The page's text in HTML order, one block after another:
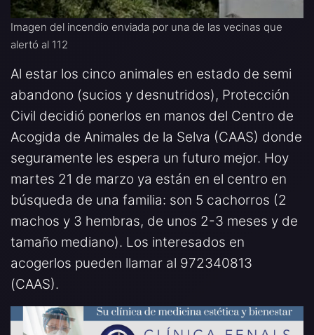
Imagen del incendio enviada por una de las vecinas que
alertó al 112
Al estar los cinco animales en estado de semi
abandono (sucios y desnutridos), Protección
Civil decidió ponerlos en manos del Centro de
Acogida de Animales de la Selva (CAAS) donde
seguramente les espera un futuro mejor. Hoy
martes 21 de marzo ya están en el centro en
búsqueda de una familia: son 5 cachorros (2
machos y 3 hembras, de unos 2-3 meses y de
tamaño mediano). Los interesados en
acogerlos pueden llamar al 972340813
(CAAS).